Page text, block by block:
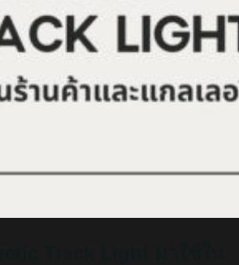
Light Office
Track Light มาใช้ใน